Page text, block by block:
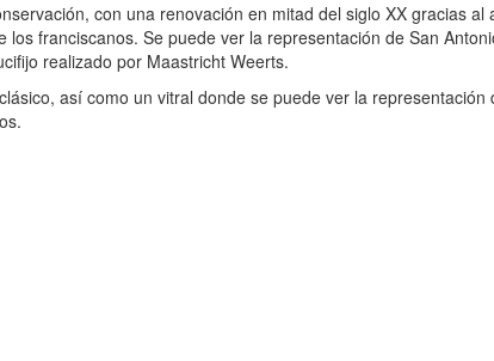
con una renovación en mitad del siglo XX gracias
franciscanos. Se puede ver la representación de San
realizado por Maastricht Weerts.
así como un vitral donde se puede ver la